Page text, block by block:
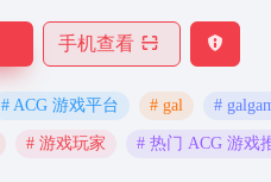
手机查看
# ACG 游戏平台 # gal #
# 游戏玩家 # 热门 ACG 游戏